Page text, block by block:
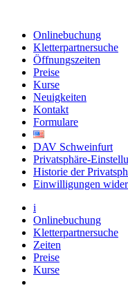
Onlinebuchung
Kletterpartnersuche
Öffnungszeiten
Preise
Kurse
Neuigkeiten
Kontakt
Formulare
DAV Schweinfurt
Privatsphäre-
Historie der
Einwilligungen
i
Onlinebuchung
Kletterpartnersuche
Zeiten
Preise
Kurse